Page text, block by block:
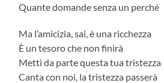
Quante domande senza un perché
Ma l’amicizia, sai, è una ricchezza
È un tesoro che non finirà
Metti da parte questa tua tristezza
Canta con noi, la tristezza passerà